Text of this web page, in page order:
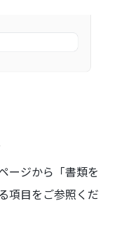
ージから「書類を
項目をご参照くだ